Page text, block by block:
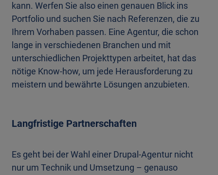
kann. Werfen Sie also einen genauen Blick ins
Portfolio und suchen Sie nach Referenzen, die zu
Ihrem Vorhaben passen. Eine Agentur, die schon
lange in verschiedenen Branchen und mit
unterschiedlichen Projekttypen arbeitet, hat das
nötige Know-how, um jede Herausforderung zu
meistern und bewährte Lösungen anzubieten.
Langfristige Partnerschaften
Es geht bei der Wahl einer Drupal-Agentur nicht
nur um Technik und Umsetzung – genauso